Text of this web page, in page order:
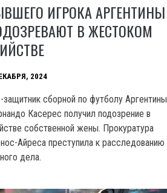
ИГРОКА АРГЕНТИНЫ
В ЖЕСТОКОМ
2024
защитник сборной по футболу Аргентины
Касерес получил подозрение в
собственной жены. Прокуратура
Айреса преступила к расследованию
дела.